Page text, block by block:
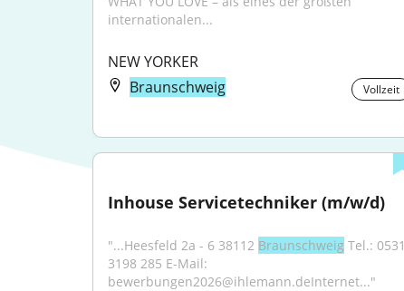
internationalen...
NEW YORKER
Braunschweig
Vollzeit
Inhouse Servicetechniker (m/w/d)
"...Heesfeld 2a - 6 38112 Braunschweig Tel.: 0531
3198 285 E-Mail:
bewerbungen2026@ihlemann.deInternet..."